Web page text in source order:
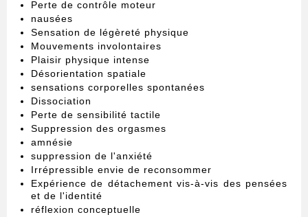
Perte de contrôle moteur
nausées
Sensation de légèreté physique
Mouvements involontaires
Plaisir physique intense
Désorientation spatiale
sensations corporelles spontanées
Dissociation
Perte de sensibilité tactile
Suppression des orgasmes
amnésie
suppression de l'anxiété
Irrépressible envie de reconsommer
Expérience de détachement vis-à-vis des pensées
et de l'identité
réflexion conceptuelle